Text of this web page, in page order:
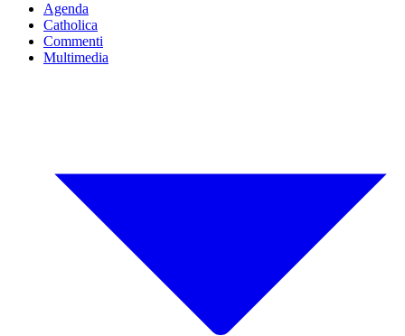
Agenda
Catholica
Commenti
Multimedia